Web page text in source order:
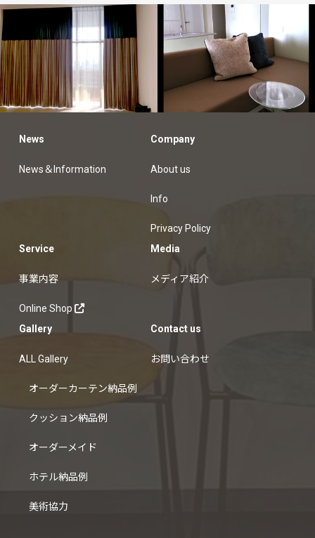
オーダーカーテン納品例
News
News＆Information
Company
About us
Info
Privacy Policy
Service
事業内容
Online Shop
Media
メディア紹介
Gallery
ALL Gallery
オーダーカーテン納品例
クッション納品例
オーダーメイド
ホテル納品例
美術協力
Contact us
お問い合わせ